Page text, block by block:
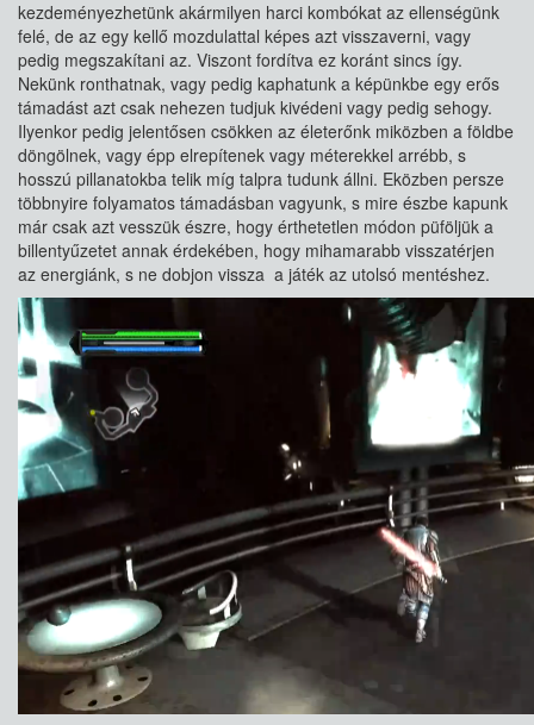
kezdeményezhetünk akármilyen harci kombókat az ellenségünk
felé, de az egy kellő mozdulattal képes azt visszaverni, vagy
pedig megszakítani az. Viszont fordítva ez koránt sincs így.
Nekünk ronthatnak, vagy pedig kaphatunk a képünkbe egy erős
támadást azt csak nehezen tudjuk kivédeni vagy pedig sehogy.
Ilyenkor pedig jelentősen csökken az életerőnk miközben a földbe
döngölnek, vagy épp elrepítenek vagy méterekkel arrébb, s
hosszú pillanatokba telik míg talpra tudunk állni. Eközben persze
többnyire folyamatos támadásban vagyunk, s mire észbe kapunk
már csak azt vesszük észre, hogy érthetetlen módon püföljük a
billentyűzetet annak érdekében, hogy mihamarabb visszatérjen
az energiánk, s ne dobjon vissza a játék az utolsó mentéshez.